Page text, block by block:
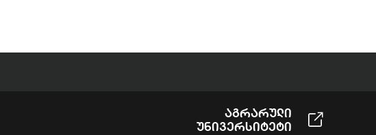
Აგრარული
Უნივერსიტეტი